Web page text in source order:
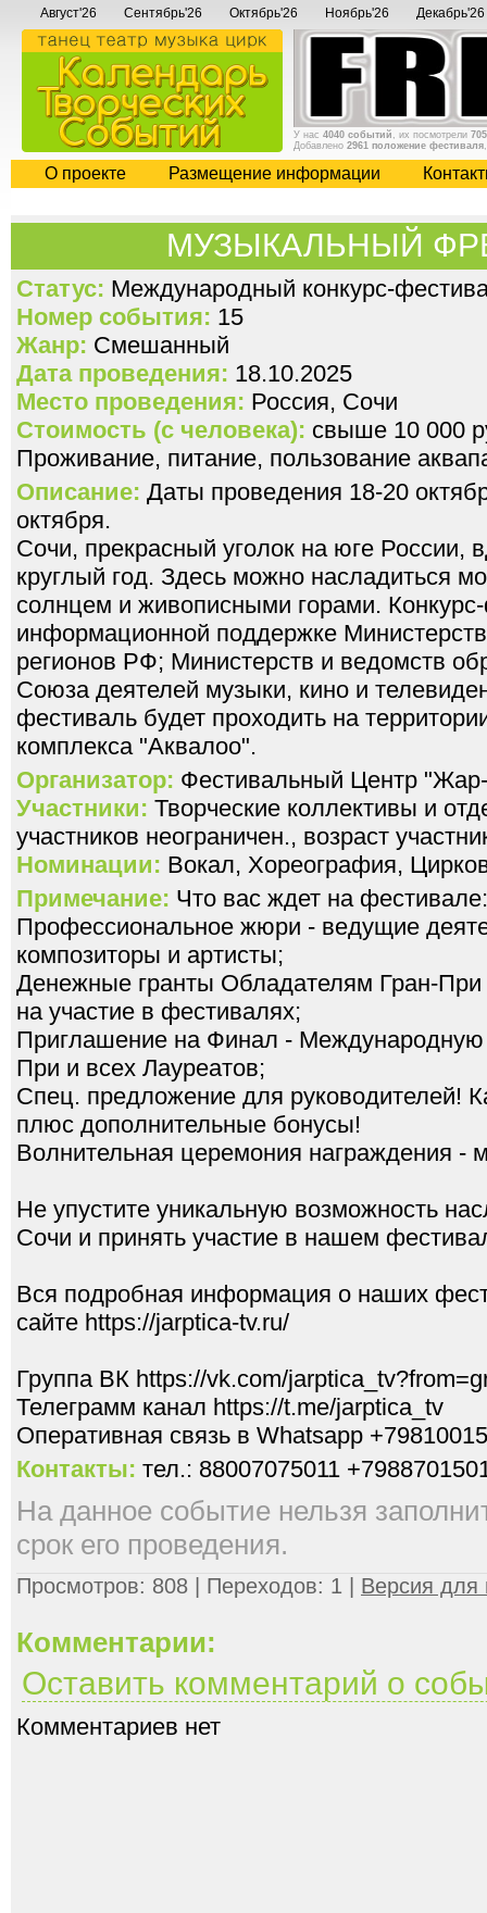
Август'26 Сентябрь'26 Октябрь'26 Ноябрь'26 Декабрь'26
У нас 4040 событий , их посмотрели
Добавлено 2961 положение фестиваля
О проекте Размещение информации
МУЗЫКАЛЬНЫЙ
Статус: Международный конкурс-
Номер события: 15
Жанр: Смешанный
Дата проведения: 18.10.2025
Место проведения: Россия, Сочи
Стоимость (с человека): свыше 10 000
Проживание, питание, пользование
Описание: Даты проведения 18-20
октября.
Сочи, прекрасный уголок на юге России,
круглый год. Здесь можно насладиться
солнцем и живописными горами.
информационной поддержке
регионов РФ; Министерств и ведомств
Союза деятелей музыки, кино и
фестиваль будет проходить на
комплекса "Аквалоо".
Организатор: Фестивальный Центр
Участники: Творческие коллективы и
участников неограничен., возраст
Номинации: Вокал, Хореография,
Примечание: Что вас ждет на фестивале:
Профессиональное жюри - ведущие
композиторы и артисты;
Денежные гранты Обладателям Гран-
на участие в фестивалях;
Приглашение на Финал -
При и всех Лауреатов;
Спец. предложение для руководителей!
плюс дополнительные бонусы!
Волнительная церемония награждения -
Не упустите уникальную возможность
Сочи и принять участие в нашем
Вся подробная информация о наших
сайте https://jarptica-tv.ru/
Группа ВК https://vk.com/
Телеграмм канал https://t.me/jarptica_tv
Контакты: тел.: 88007075011
На данное событие нельзя
срок его проведения.
Просмотров: 808 | Переходов: 1 | Версия для
Комментарии:
Оставить комментарий о
Комментариев нет